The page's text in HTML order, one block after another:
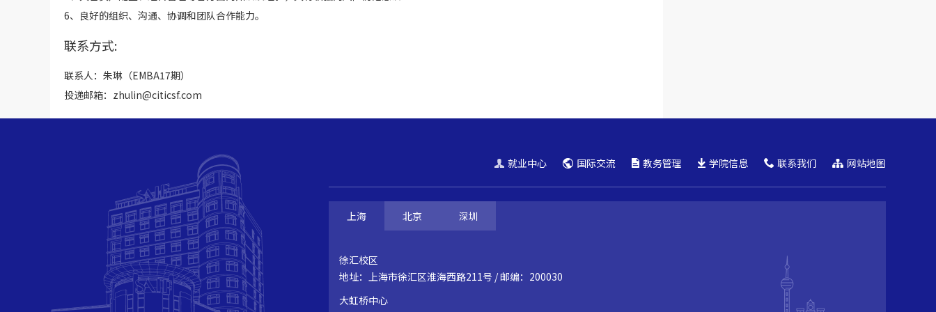
6、良好的组织、沟通、协调和团队合作能力。
联系方式:
联系人：朱琳（EMBA17期）
投递邮箱：zhulin@citicsf.com
就业中心 国际交流 教务管理 学院信息 联系我们 网站地图
上海 北京 深圳
徐汇校区
地址：上海市徐汇区淮海西路211号 / 邮编：200030
大虹桥中心